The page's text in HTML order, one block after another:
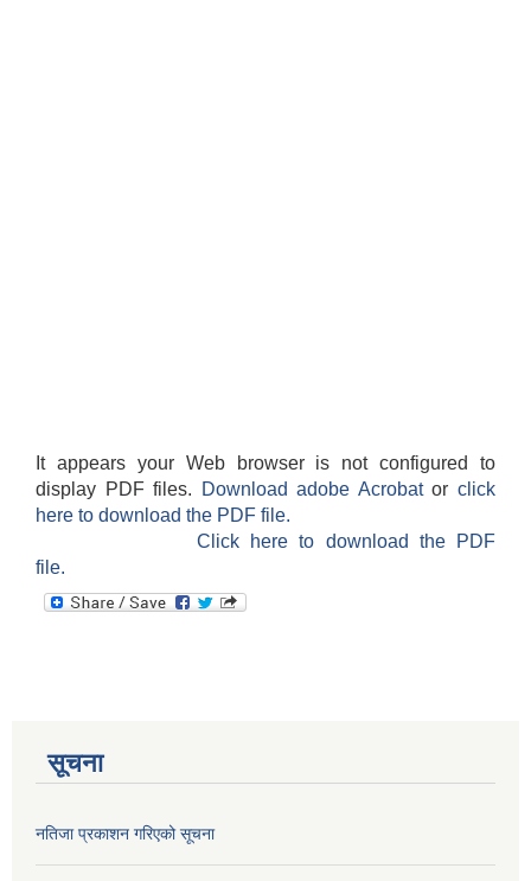
It appears your Web browser is not configured to
display PDF files.
Download adobe Acrobatorclick
here to download the PDF file.
Click here to download the PDF
file.
सूचना
नतिजा प्रकाशन गरिएको सूचना